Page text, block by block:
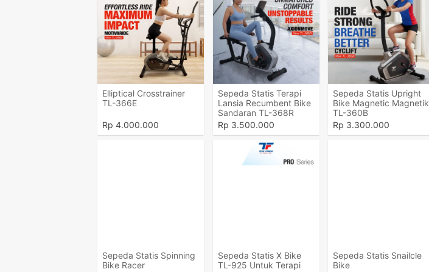
Elliptical Crosstrainer
TL-366E
Rp 4.000.000
Sepeda Statis Terapi
Lansia Recumbent Bike
Sandaran TL-368R
Rp 3.500.000
Sepeda Statis Upright
Bike Magnetic Magnetik
TL-360B
Rp 3.300.000
Sepeda Statis Spinning
Bike Racer
Sepeda Statis X Bike
TL-925 Untuk Terapi
Sepeda Statis Snailcle
Bike